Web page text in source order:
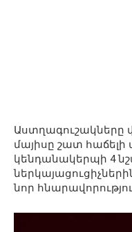
Աստղագուշակները
մայիսը շատ
կենդանակերպի 4
նոր